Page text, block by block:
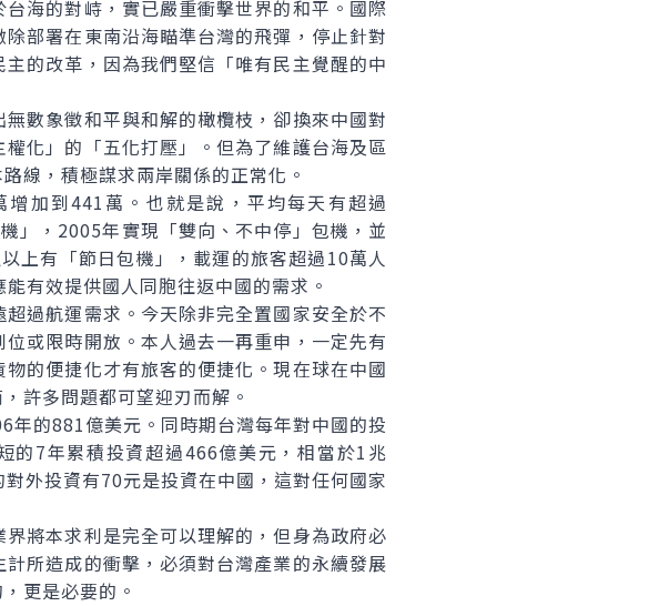
海的對峙，實已嚴重衝擊世界的和平。國際
部署在東南沿海瞄準台灣的飛彈，停止針對
的改革，因為我們堅信「唯有民主覺醒的中
數象徵和平與和解的橄欖枝，卻換來中國對
化」的「五化打壓」。但為了維護台海及區
線，積極謀求兩岸關係的正常化。
加到441萬。也就是說，平均每天有超過
」，2005年實現「雙向、不中停」包機，並
上有「節日包機」，載運的旅客超過10萬人
有效提供國人同胞往返中國的需求。
過航運需求。今天除非完全置國家安全於不
或限時開放。本人過去一再重申，一定先有
的便捷化才有旅客的便捷化。現在球在中國
許多問題都可望迎刃而解。
的881億美元。同時期台灣每年對中國的投
的7年累積投資超過466億美元，相當於1兆
外投資有70元是投資在中國，這對任何國家
將本求利是完全可以理解的，但身為政府必
所造成的衝擊，必須對台灣產業的永續發展
更是必要的。